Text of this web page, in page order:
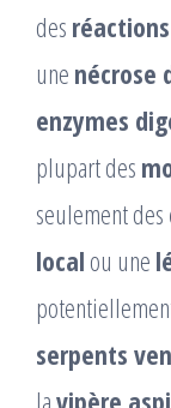
des
une nécrose
enzymes
plupart des
seulement des
local ou une
serpents